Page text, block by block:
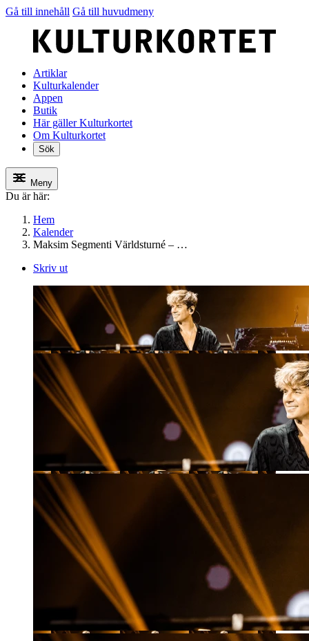
Gå till innehåll Gå till huvudmeny
Artiklar
Kulturkalender
Appen
Butik
Här gäller Kulturkortet
Om Kulturkortet
Sök
Meny
Du är här:
Hem
Kalender
Maksim Segmenti Världsturné – …
Skriv ut